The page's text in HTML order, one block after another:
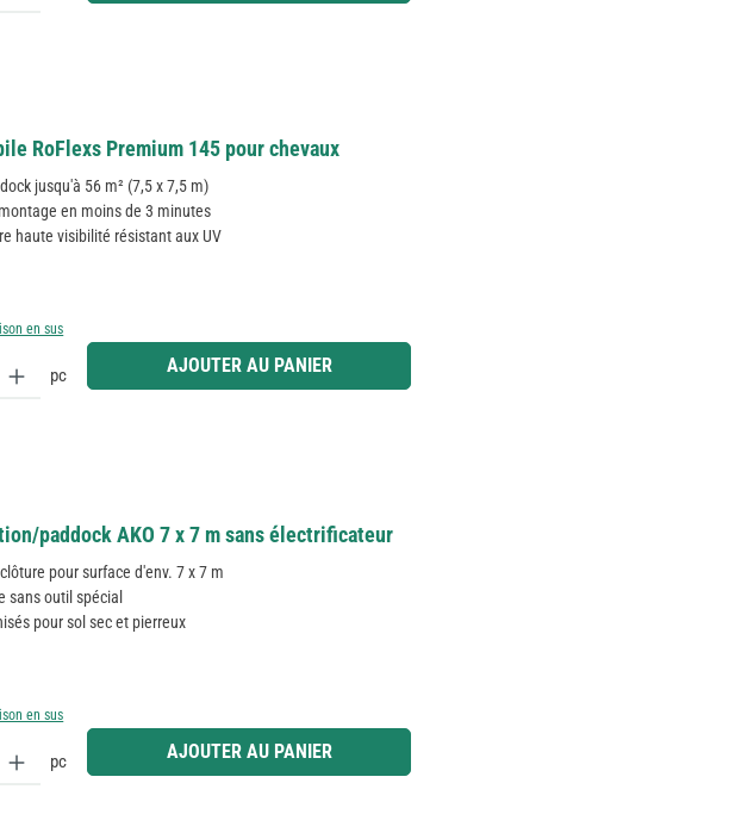
RoFlexs Premium 145 pour chevaux
jusqu'à 56 m² (7,5 x 7,5 m)
en moins de 3 minutes
haute visibilité résistant aux UV
en sus
: Entrez la quantité souhaitée ou utilisez les boutons pour augmenter ou diminuer la quantité.
pc AJOUTER AU PANIER
paddock AKO 7 x 7 m sans électrificateur
pour surface d'env. 7 x 7 m
sans outil spécial
pour sol sec et pierreux
en sus
: Entrez la quantité souhaitée ou utilisez les boutons pour augmenter ou diminuer la quantité.
pc AJOUTER AU PANIER